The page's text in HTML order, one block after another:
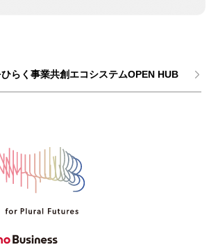
らく事業共創エコシステムOPEN HUB